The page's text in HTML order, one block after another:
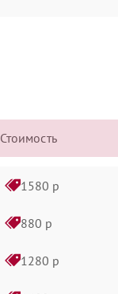
Стоимость
1580 р
880 р
1280 р